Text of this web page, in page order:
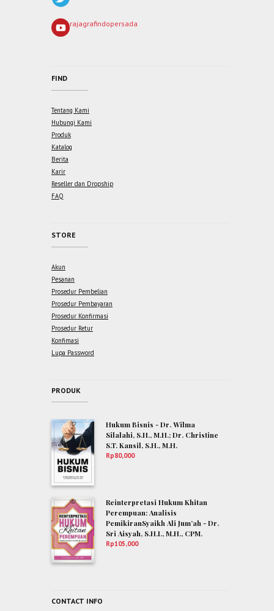
rajagrafindopersada
FIND
Tentang Kami
Hubungi Kami
Produk
Katalog
Berita
Karir
Reseller dan Dropship
FAQ
STORE
Akun
Pesanan
Prosedur Pembelian
Prosedur Pembayaran
Prosedur Konfirmasi
Prosedur Retur
Konfimasi
Lupa Password
PRODUK
Hukum Bisnis - Dr. Wilma
Silalahi, S.H., M.H.; Dr. Christine
S.T. Kansil, S.H., M.H.
Rp80,000
Reinterpretasi Hukum Khitan
Perempuan: Analisis
PemikiranSyaikh Ali Jum’ah - Dr.
Sri Aisyah, S.H.I., M.H., CPM.
Rp105,000
CONTACT INFO